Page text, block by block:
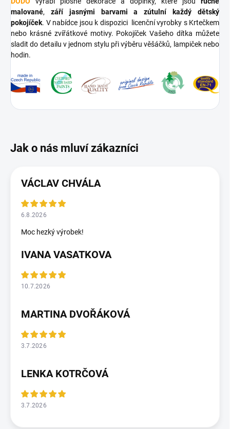
malované, září jasnými barvami a zútulní každý dětský
pokojíček. V nabídce jsou k dispozici licenční vyrobky s Krtečkem
nebo krásné zvířátkové motivy. Pokojíček Vašeho dítka můžete
sladit do detailu v jednom stylu při výběru věšáčků, lampiček nebo
hodin.
VÁCLAV CHVÁLA
6.8.2026
Moc hezký výrobek!
IVANA VASATKOVA
10.7.2026
MARTINA DVOŘÁKOVÁ
3.7.2026
LENKA KOTRČOVÁ
3.7.2026